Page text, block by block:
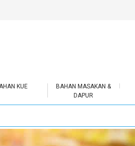
KUE
BAHAN MASAKAN &
DAPUR